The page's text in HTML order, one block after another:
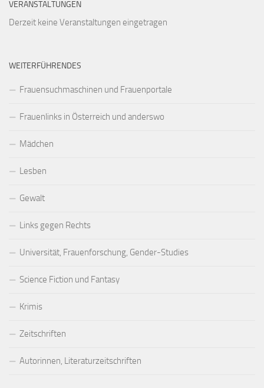
VERANSTALTUNGEN
Derzeit keine Veranstaltungen eingetragen
WEITERFÜHRENDES
Frauensuchmaschinen und Frauenportale
Frauenlinks in Österreich und anderswo
Mädchen
Lesben
Gewalt
Links gegen Rechts
Universität, Frauenforschung, Gender-Studies
Science Fiction und Fantasy
Krimis
Zeitschriften
Autorinnen, Literaturzeitschriften